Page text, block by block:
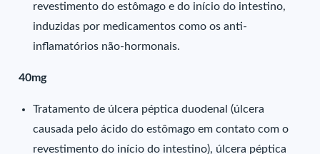
revestimento do estômago e do início do intestino,
induzidas por medicamentos como os anti-
inflamatórios não-hormonais.
40mg
Tratamento de úlcera péptica duodenal (úlcera
causada pelo ácido do estômago em contato com o
revestimento do início do intestino), úlcera péptica